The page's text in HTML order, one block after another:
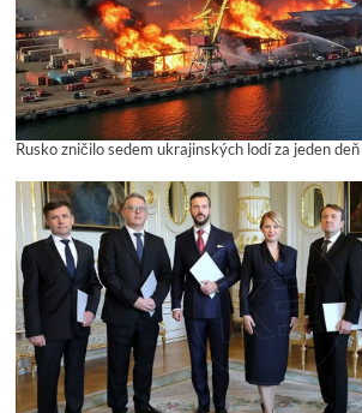
Rusko zničilo sedem ukrajinských lodí za jeden deň